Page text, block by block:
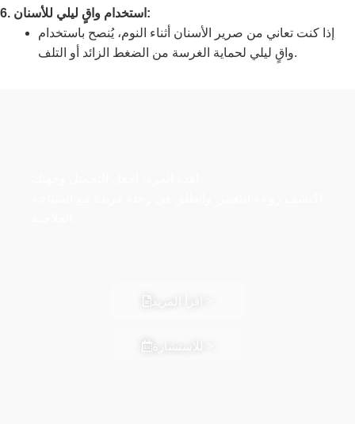
6. استخدام واقٍ ليلي للأسنان:
إذا كنت تعاني من صرير الأسنان أثناء النوم، يُنصح باستخدام
واقٍ ليلي لحماية الغرسة من الضغط الزائد أو التلف.